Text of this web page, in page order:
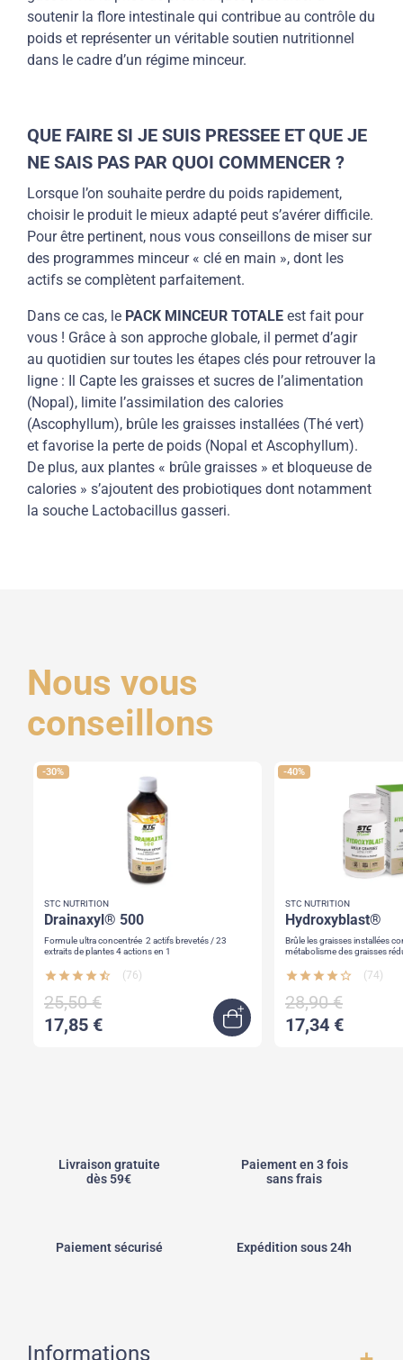
soutenir la flore intestinale qui contribue au contrôle du
poids et représenter un véritable soutien nutritionnel
dans le cadre d’un régime minceur.
QUE FAIRE SI JE SUIS PRESSEE ET QUE JE
NE SAIS PAS PAR QUOI COMMENCER ?
Lorsque l’on souhaite perdre du poids rapidement,
choisir le produit le mieux adapté peut s’avérer difficile.
Pour être pertinent, nous vous conseillons de miser sur
des programmes minceur « clé en main », dont les
actifs se complètent parfaitement.
Dans ce cas, le PACK MINCEUR TOTALE est fait pour
vous ! Grâce à son approche globale, il permet d’agir
au quotidien sur toutes les étapes clés pour retrouver la
ligne : Il Capte les graisses et sucres de l’alimentation
(Nopal), limite l’assimilation des calories
(Ascophyllum), brûle les graisses installées (Thé vert)
et favorise la perte de poids (Nopal et Ascophyllum).
De plus, aux plantes « brûle graisses » et bloqueuse de
calories » s’ajoutent des probiotiques dont notamment
la souche Lactobacillus gasseri.
Nous vous
conseillons
au panier
-30%
drainaxyl® 500
STC NUTRITION
Formule ultra concentrée 2 actifs brevetés / 23
extraits de plantes 4 actions en 1
star star star star star_half (76)
25,50 €
17,85 €
Quick view
-40%
hydroxyblast®
STC NUTRITION
Brûle les graisses installées contribue au
star star star star star_border (74)
28,90 €
17,34 €
Livraison gratuite
dès 59€
Paiement en 3 fois
sans frais
Paiement sécurisé Expédition sous 24h
Informations